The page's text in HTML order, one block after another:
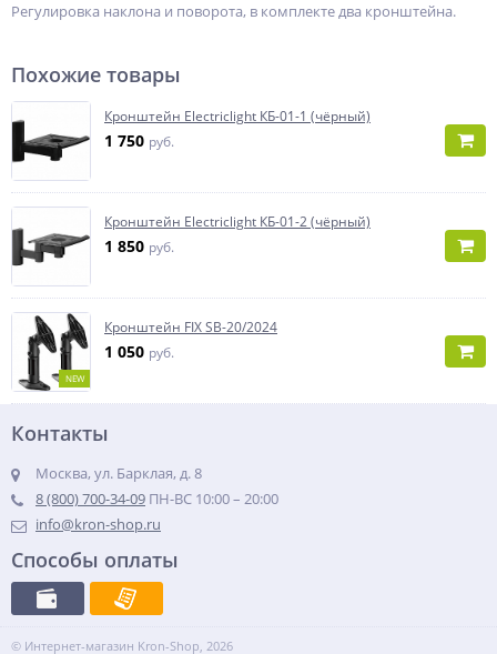
Регулировка наклона и поворота, в комплекте два кронштейна.
Похожие товары
Кронштейн Electriclight КБ-01-1 (чёрный)
1 750 руб.
Кронштейн Electriclight КБ-01-2 (чёрный)
1 850 руб.
NEW
Кронштейн FIX SB-20/2024
1 050 руб.
Контакты
Москва, ул. Барклая, д. 8
8 (800) 700-34-09 ПН-ВС 10:00 – 20:00
info@kron-shop.ru
Способы оплаты
© Интернет-магазин Kron-Shop, 2026